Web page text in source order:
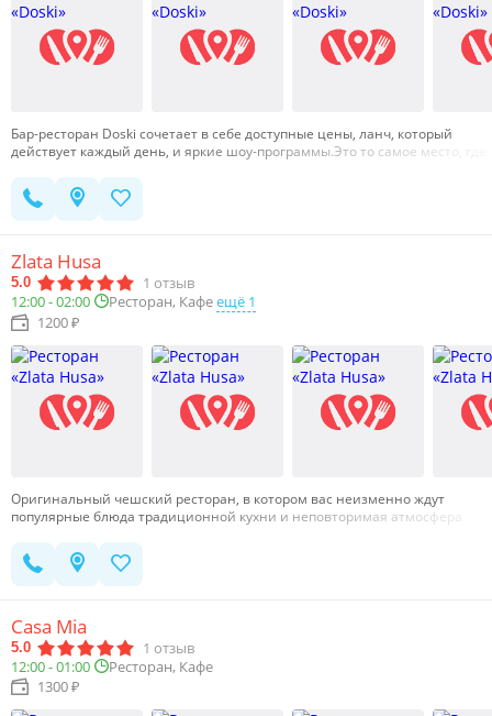
коктейль — мы обещаем незабываемое приключение, которое вы не
забудете.…
Бар-ресторан Doski сочетает в себе доступные цены, ланч, который
действует каждый день, и яркие шоу-программы.Это то самое место, где
современной музыкой, отдохнуть и спеть песни в караоке, весело
отметить любой праздник и уютно поужинать.Doski дают возможность
Zlata Husa
5.0 1 отзыв
12:00 - 02:00
Ресторан, Кафеещё 1
1200 ₽
Оригинальный чешский ресторан, в котором вас неизменно ждут
популярные блюда традиционной кухни и неповторимая атмосфера
есть бизнес-ланчи от 235 р., всегда свежая пресса и бесплатный Wi-Fi,
спортивные трансляции, просторная летняя веранда, удобный паркинг
Casa Mia
5.0 1 отзыв
12:00 - 01:00
Ресторан, Кафе
1300 ₽